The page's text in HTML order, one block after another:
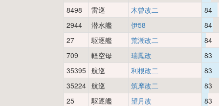
8498
雷巡 木曾改二
84
2944
潜水艦 伊58
84
27
駆逐艦 荒潮改二
84
709
軽空母 瑞鳳改
83
35395 航巡 利根改二
83
35224 航巡 筑摩改二
83
25
駆逐艦 望月改
83